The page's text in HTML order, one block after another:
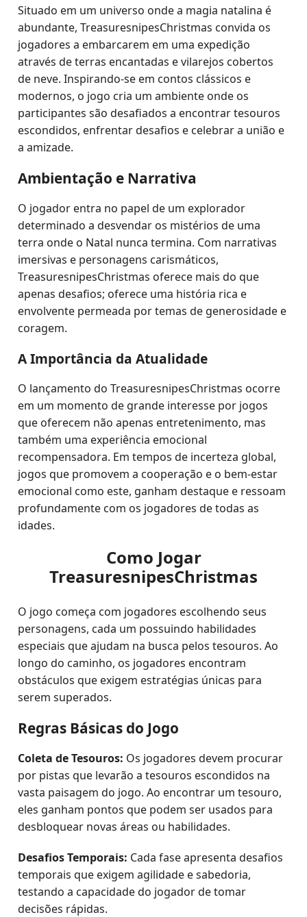
Situado em um universo onde a magia natalina é
abundante, TreasuresnipesChristmas convida os
jogadores a embarcarem em uma expedição
através de terras encantadas e vilarejos cobertos
de neve. Inspirando-se em contos clássicos e
modernos, o jogo cria um ambiente onde os
participantes são desafiados a encontrar tesouros
escondidos, enfrentar desafios e celebrar a união e
a amizade.
Ambientação e Narrativa
O jogador entra no papel de um explorador
determinado a desvendar os mistérios de uma
terra onde o Natal nunca termina. Com narrativas
imersivas e personagens carismáticos,
TreasuresnipesChristmas oferece mais do que
apenas desafios; oferece uma história rica e
envolvente permeada por temas de generosidade e
coragem.
A Importância da Atualidade
O lançamento do TreasuresnipesChristmas ocorre
em um momento de grande interesse por jogos
que oferecem não apenas entretenimento, mas
também uma experiência emocional
recompensadora. Em tempos de incerteza global,
jogos que promovem a cooperação e o bem-estar
emocional como este, ganham destaque e ressoam
profundamente com os jogadores de todas as
idades.
Como Jogar
TreasuresnipesChristmas
O jogo começa com jogadores escolhendo seus
personagens, cada um possuindo habilidades
especiais que ajudam na busca pelos tesouros. Ao
longo do caminho, os jogadores encontram
obstáculos que exigem estratégias únicas para
serem superados.
Regras Básicas do Jogo
Coleta de Tesouros: Os jogadores devem procurar
por pistas que levarão a tesouros escondidos na
vasta paisagem do jogo. Ao encontrar um tesouro,
eles ganham pontos que podem ser usados para
desbloquear novas áreas ou habilidades.
Desafios Temporais: Cada fase apresenta desafios
temporais que exigem agilidade e sabedoria,
testando a capacidade do jogador de tomar
decisões rápidas.